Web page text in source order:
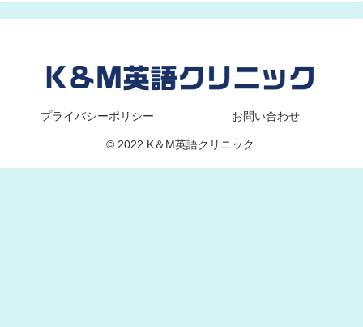
プライバシーポリシー お問い合わせ
© 2022 K＆M英語クリニック.